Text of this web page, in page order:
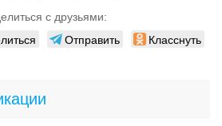
с друзьями:
Отправить Класснуть